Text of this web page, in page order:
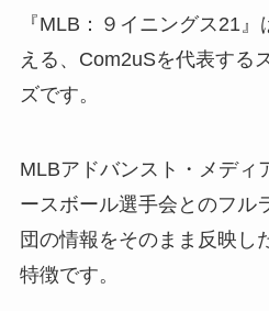
『MLB：９イニングス21
える、Com2uSを代表する
ズです。
MLBアドバンスト・メディ
ースボール選手会とのフル
団の情報をそのまま反映し
特徴です。